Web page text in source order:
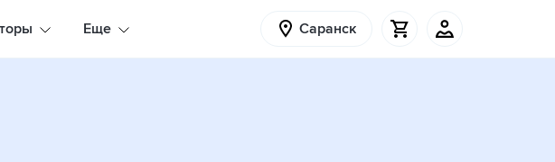
Еще Саранск